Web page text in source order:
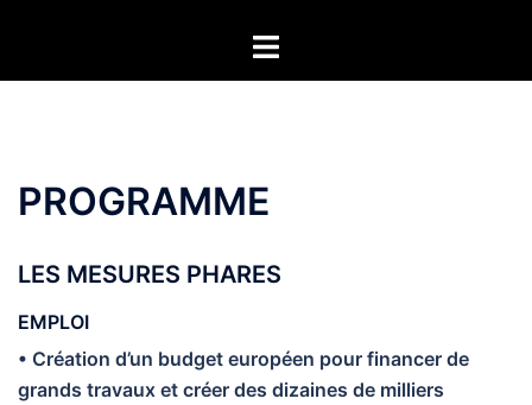
contenu
Ouvrir/fermer
PROGRAMME
LES MESURES PHARES
EMPLOI
• Création d’un budget européen pour financer de
grands travaux et créer des dizaines de milliers